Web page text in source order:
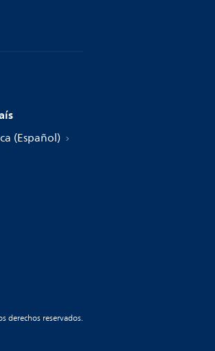
(Español)
derechos reservados.